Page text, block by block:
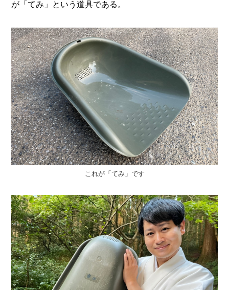
が「てみ」という道具である。
これが「てみ」です